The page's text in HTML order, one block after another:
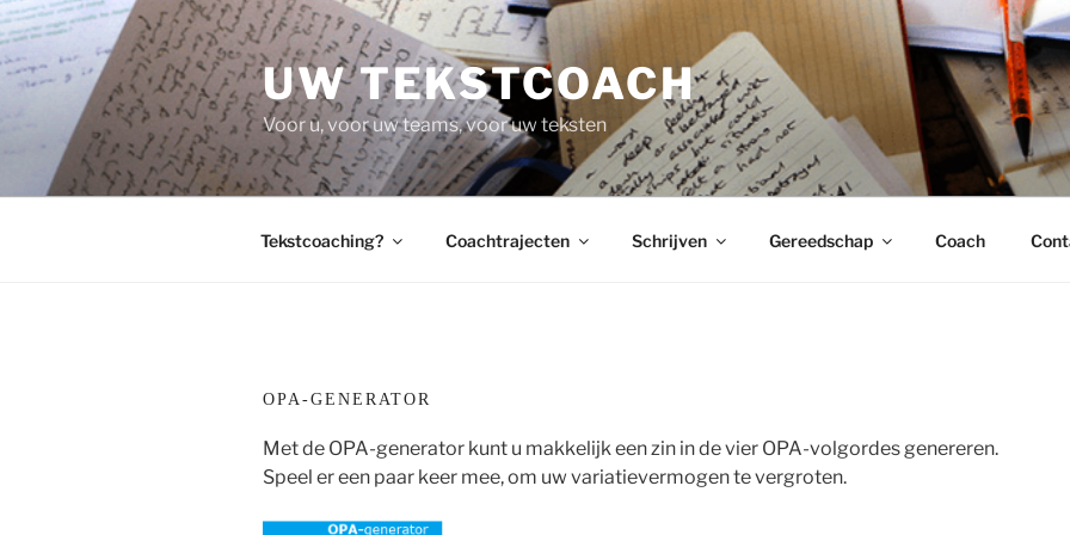
Ga
naar
de
UW TEKSTCOACH
Voor u, voor uw teams, voor uw teksten
Tekstcoaching? Coachtrajecten Schrijven Gereedschap Coach
OPA-GENERATOR
Met de OPA-generator kunt u makkelijk een zin in de vier OPA-volgordes genereren.
Speel er een paar keer mee, om uw variatievermogen te vergroten.